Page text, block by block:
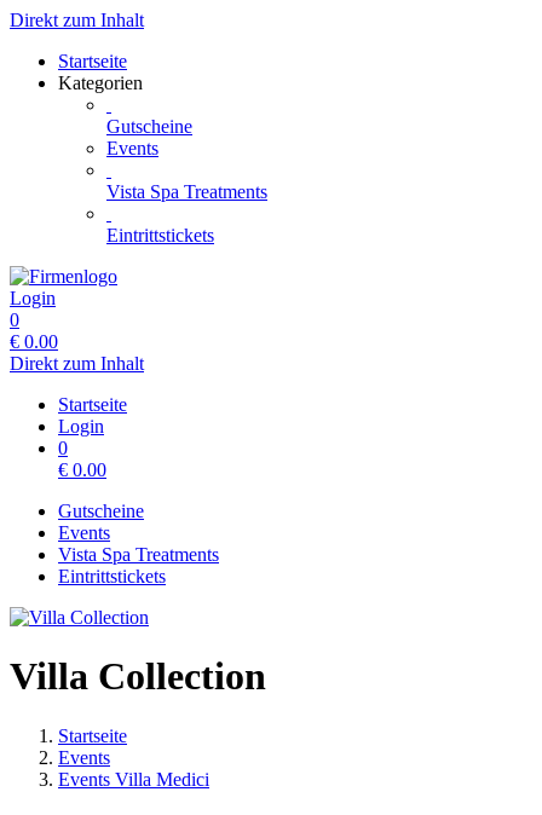
Direkt zum Inhalt
Startseite
Kategorien
Gutscheine
Events
Vista Spa Treatments
Eintrittstickets
Login
0
€ 0.00
Direkt zum Inhalt
Startseite
Login
0
€ 0.00
Gutscheine
Events
Vista Spa Treatments
Eintrittstickets
Villa Collection
Startseite
Events
Events Villa Medici